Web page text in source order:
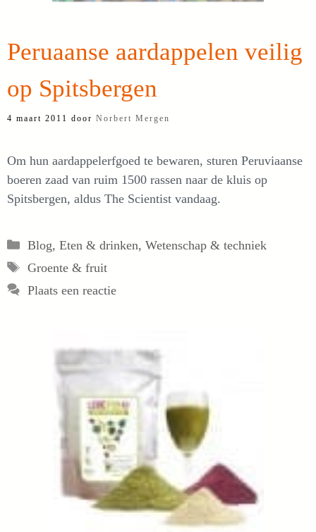
Peruaanse aardappelen veilig
op Spitsbergen
4 maart 2011 door Norbert Mergen
Om hun aardappelerfgoed te bewaren, sturen Peruviaanse
boeren zaad van ruim 1500 rassen naar de kluis op
Spitsbergen, aldus The Scientist vandaag.
Categorieën
Blog, Eten & drinken, Wetenschap & techniek
Tags
Groente & fruit
Plaats een reactie